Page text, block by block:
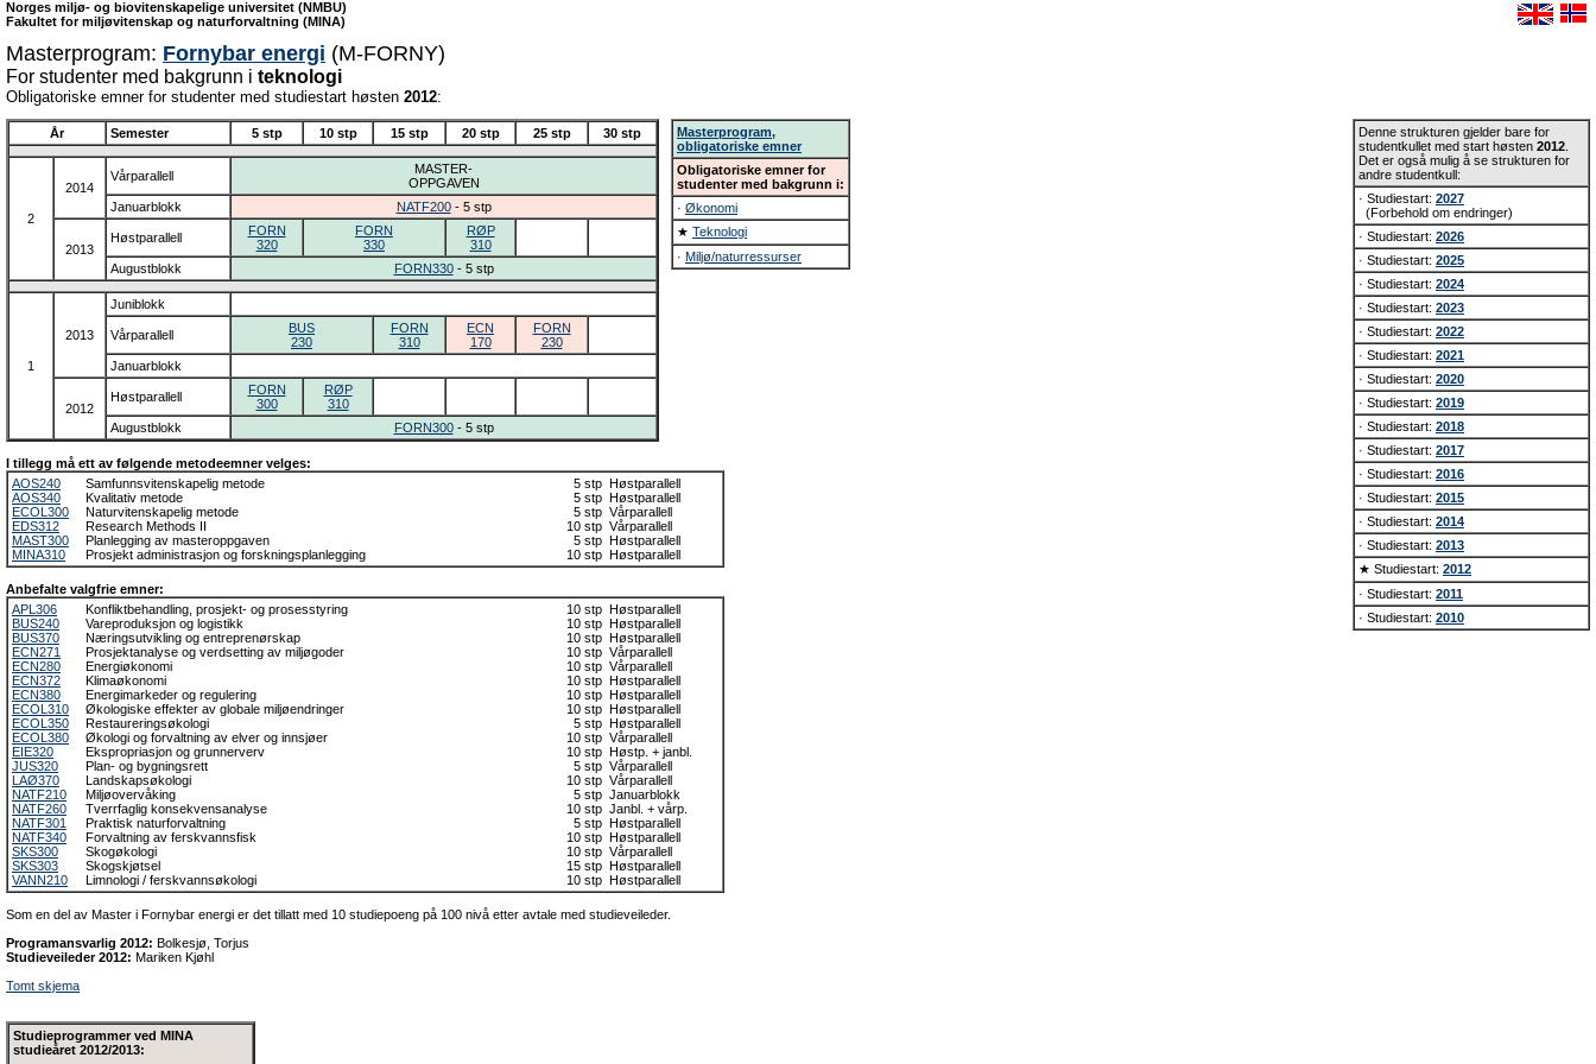
Norges miljø- og biovitenskapelige universitet (NMBU)
Fakultet for miljøvitenskap og naturforvaltning (MINA)
Masterprogram: Fornybar energi (M-FORNY)
For studenter med bakgrunn i teknologi
Obligatoriske emner for studenter med studiestart høsten 2012:
År Semester 5 stp 10 stp 15 stp 20 stp 25 stp 30 stp
2
2014
Vårparallell
MASTER-
OPPGAVEN
Januarblokk
NATF200- 5 stp
2013
Høstparallell
FORN
320
FORN
330
RØP
310
Augustblokk
FORN330- 5 stp
1
2013
Juniblokk
Vårparallell
BUS
230
FORN
310
ECN
170
FORN
230
Januarblokk
2012
Høstparallell
FORN
300
RØP
310
Augustblokk
FORN300- 5 stp
Masterprogram,
obligatoriske emner
Obligatoriske emner for
studenter med bakgrunn i:
· Økonomi
★ Teknologi
· Miljø/naturressurser
I tillegg må ett av følgende metodeemner velges:
AOS240
Samfunnsvitenskapelig metode 5 stp Høstparallell
AOS340
Kvalitativ metode 5 stp Høstparallell
ECOL300
Naturvitenskapelig metode 5 stp Vårparallell
EDS312
Research Methods II 10 stp Vårparallell
MAST300
Planlegging av masteroppgaven 5 stp Høstparallell
MINA310
Prosjekt administrasjon og forskningsplanlegging 10 stp Høstparallell
Anbefalte valgfrie emner:
APL306
Konfliktbehandling, prosjekt- og prosesstyring 10 stp Høstparallell
BUS240
Vareproduksjon og logistikk 10 stp Høstparallell
BUS370
Næringsutvikling og entreprenørskap 10 stp Høstparallell
ECN271
Prosjektanalyse og verdsetting av miljøgoder 10 stp Vårparallell
ECN280
Energiøkonomi 10 stp Vårparallell
ECN372
Klimaøkonomi 10 stp Høstparallell
ECN380
Energimarkeder og regulering 10 stp Høstparallell
ECOL310
Økologiske effekter av globale miljøendringer 10 stp Høstparallell
ECOL350
Restaureringsøkologi 5 stp Høstparallell
ECOL380
Økologi og forvaltning av elver og innsjøer 10 stp Vårparallell
EIE320
Ekspropriasjon og grunnerverv 10 stp Høstp. + janbl.
JUS320
Plan- og bygningsrett 5 stp Vårparallell
LAØ370
Landskapsøkologi 10 stp Vårparallell
NATF210
Miljøovervåking 5 stp Januarblokk
NATF260
Tverrfaglig konsekvensanalyse 10 stp Janbl. + vårp.
NATF301
Praktisk naturforvaltning 5 stp Høstparallell
NATF340
Forvaltning av ferskvannsfisk 10 stp Høstparallell
SKS300
Skogøkologi 10 stp Vårparallell
SKS303
Skogskjøtsel 15 stp Høstparallell
VANN210
Limnologi / ferskvannsøkologi 10 stp Høstparallell
Som en del av Master i Fornybar energi er det tillatt med 10 studiepoeng på 100 nivå etter avtale med studieveileder.
Programansvarlig 2012: Bolkesjø, Torjus
Studieveileder 2012: Mariken Kjøhl
Tomt skjema
Studieprogrammer ved MINA
studieåret 2012/2013:
Denne strukturen gjelder bare for
studentkullet med start høsten 2012
Det er også mulig å se strukturen for
andre studentkull:
· Studiestart: 2027
(Forbehold om endringer)
· Studiestart: 2026
· Studiestart: 2025
· Studiestart: 2024
· Studiestart: 2023
· Studiestart: 2022
· Studiestart: 2021
· Studiestart: 2020
· Studiestart: 2019
· Studiestart: 2018
· Studiestart: 2017
· Studiestart: 2016
· Studiestart: 2015
· Studiestart: 2014
· Studiestart: 2013
★ Studiestart: 2012
· Studiestart: 2011
· Studiestart: 2010